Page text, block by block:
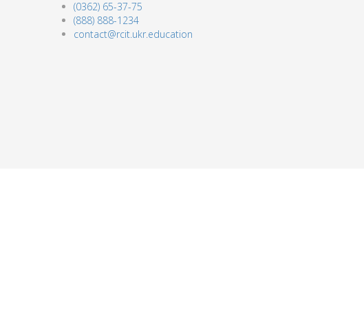
(0362) 65-37-75
(888) 888-1234
contact@rcit.ukr.education